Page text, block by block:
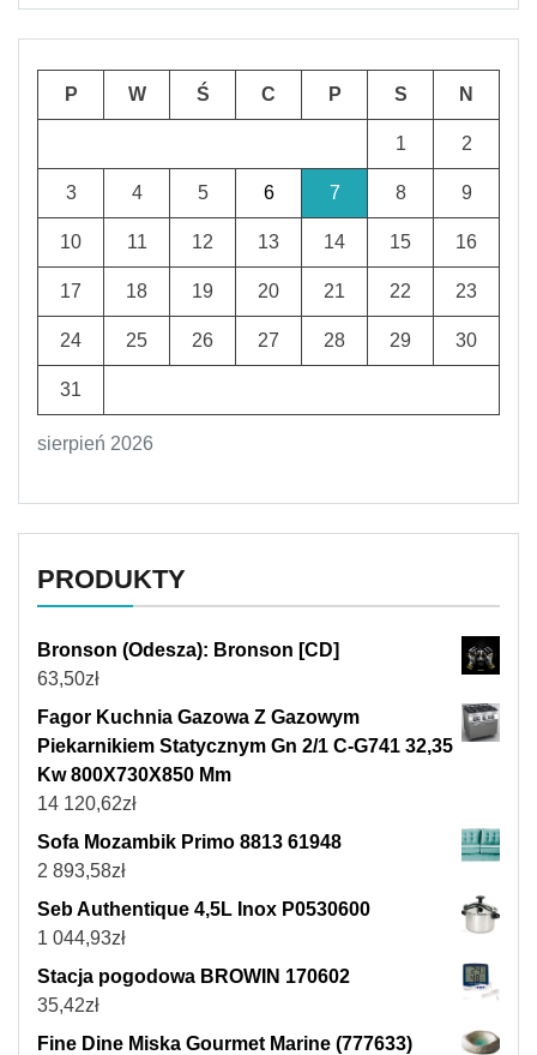
sierpień 2026
P W Ś C P S N
1 2
3 4 5 6 7 8 9
10 11 12 13 14 15 16
17 18 19 20 21 22 23
24 25 26 27 28 29 30
31
PRODUKTY
Bronson (Odesza): Bronson [CD]
63,50zł
Fagor Kuchnia Gazowa Z Gazowym
Piekarnikiem Statycznym Gn 2/1 C-G741 32,35
Kw 800X730X850 Mm
14 120,62zł
Sofa Mozambik Primo 8813 61948
2 893,58zł
Seb Authentique 4,5L Inox P0530600
1 044,93zł
Stacja pogodowa BROWIN 170602
35,42zł
Fine Dine Miska Gourmet Marine (777633)